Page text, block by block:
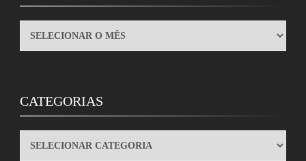
ARQUIVOS
CATEGORIAS
CATEGORIAS